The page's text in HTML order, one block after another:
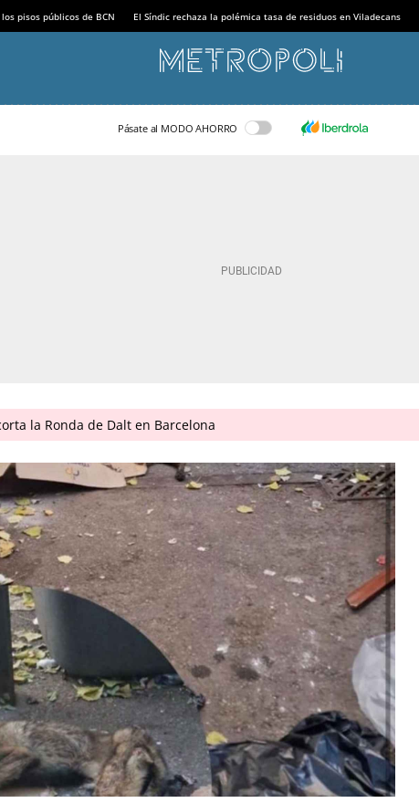
pisos públicos de BCN El Síndic rechaza la polémica tasa de residuos en Viladecans
Pásate al MODO AHORRO
la Ronda de Dalt en Barcelona